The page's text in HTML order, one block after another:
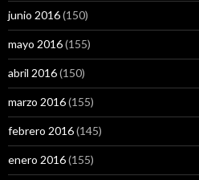
junio 2016(150)
mayo 2016(155)
abril 2016(150)
marzo 2016(155)
febrero 2016(145)
enero 2016(155)